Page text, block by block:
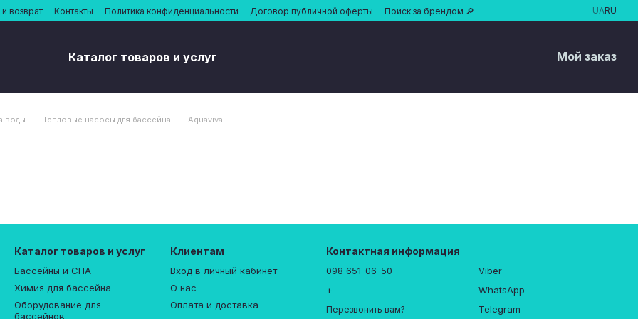
возврат Контакты Политика конфиденциальности Договор публичной оферты Поиск за брендом 🔎 UARU
Каталог товаров и услуг Мой заказ
воды Тепловые насосы для бассейна Aquaviva
Каталог товаров и услуг
Бассейны и СПА
Химия для бассейна
Оборудование для
бассейнов
Клиентам
Вход в личный кабинет
О нас
Оплата и доставка
Контактная информация
098 651-06-50
+
Перезвонить вам?
Viber
WhatsApp
Telegram